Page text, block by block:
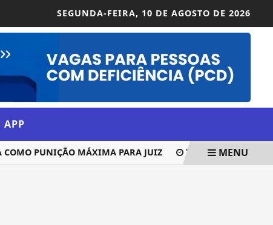
SEGUNDA-FEIRA, 10 DE AGOSTO DE 2026
APP
PUNIÇÃO MÁXIMA PARA JUIZ TSE CRIA CONSELHO
MENU